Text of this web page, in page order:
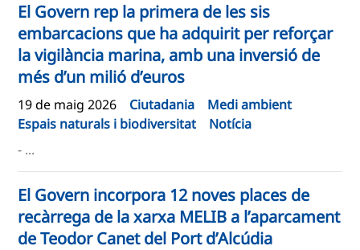
El Govern rep la primera de les sis
embarcacions que ha adquirit per reforçar
la vigilància marina, amb una inversió de
més d’un milió d’euros
19 de maig 2026 Ciutadania
Medi ambient
Espais naturals i biodiversitat
Notícia
- ...
El Govern incorpora 12 noves places de
recàrrega de la xarxa MELIB a l’aparcament
de Teodor Canet del Port d’Alcúdia